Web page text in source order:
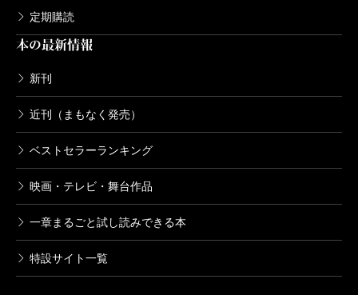
定期購読
本の最新情報
新刊
近刊（まもなく発売）
ベストセラーランキング
映画・テレビ・舞台作品
一章まるごと試し読みできる本
特設サイト一覧